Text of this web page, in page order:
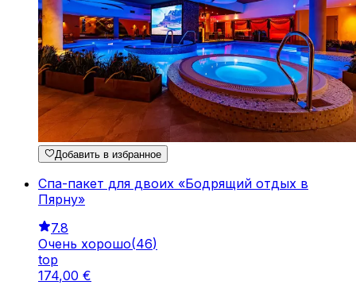
Добавить в избранное
Спа-пакет для двоих «Бодрящий отдых в
Пярну»
7.8
Очень хорошо(46)
top
174,00 €